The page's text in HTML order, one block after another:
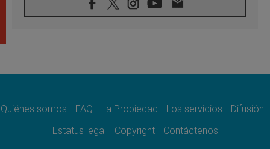
08.08.2026
León XIV visitará el Santuario de la Madre
07.08.2026
07.08.2026
el compromiso del cristiano"
Quiénes somos FAQ La Propiedad Los servicios
Difusión
Estatus legal
Copyright Contáctenos